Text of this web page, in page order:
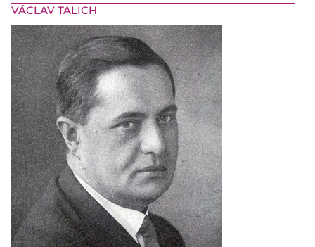
VÁCLAV TALICH